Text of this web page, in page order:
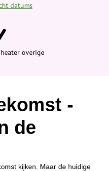
datums
overige
-
de
kijken. Maar de huidige